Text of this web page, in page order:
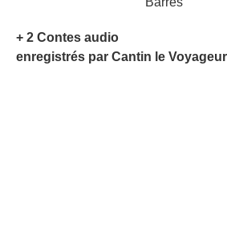
+ 2 Contes audio
enregistrés par Cantin le Voyageur